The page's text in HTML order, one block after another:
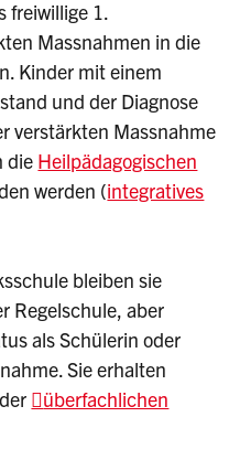
freiwillige 1.
Massnahmen in die
Kinder mit einem
und der Diagnose
verstärkten Massnahme
die Heilpädagogischen
werden (integratives
bleiben sie
Regelschule, aber
als Schülerin oder
Sie erhalten
überfachlichen